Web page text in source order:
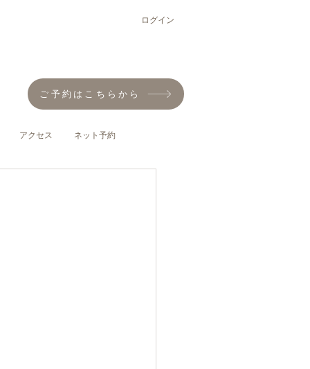
ログイン
ご予約はこちらから
アクセス ネット予約